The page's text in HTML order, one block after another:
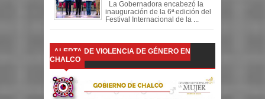
La Gobernadora encabezó la
inauguración de la 6ª edición del
Festival Internacional de la ...
ALERTA DE VIOLENCIA DE GÉNERO EN
CHALCO